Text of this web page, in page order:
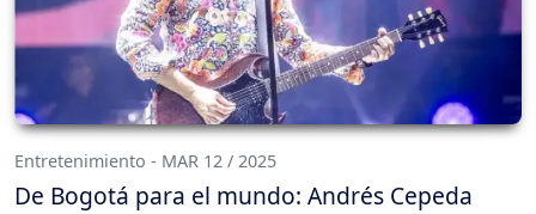
Entretenimiento - MAR 12 / 2025
De Bogotá para el mundo: Andrés Cepeda